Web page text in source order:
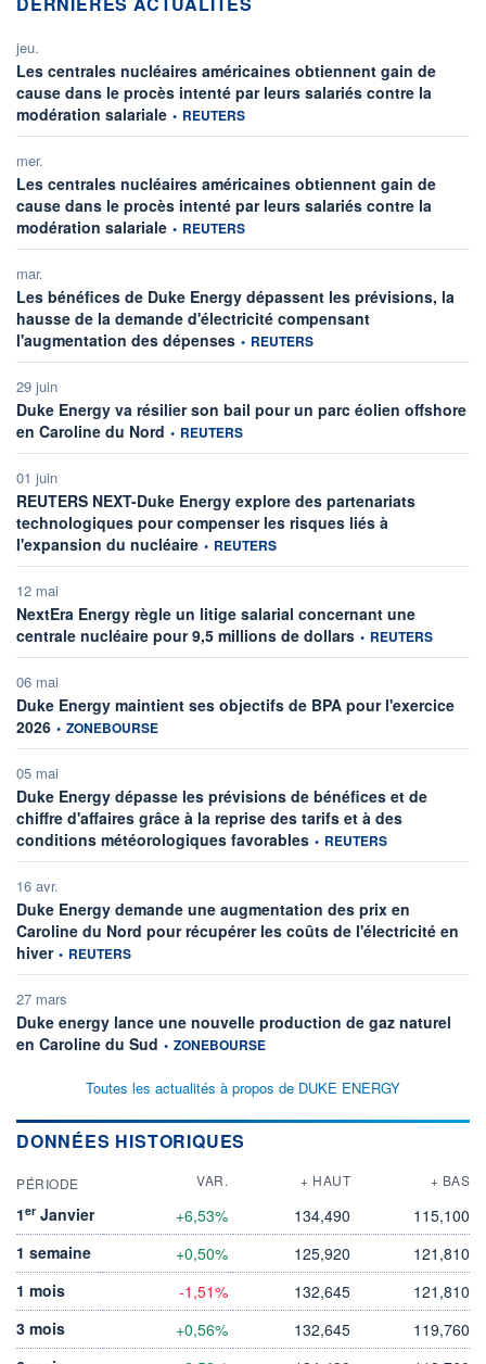
jeu.
Les centrales nucléaires américaines obtiennent gain de
cause dans le procès intenté par leurs salariés contre la
modération salariale information fournie par
• REUTERS
mer.
Les centrales nucléaires américaines obtiennent gain de
cause dans le procès intenté par leurs salariés contre la
modération salariale information fournie par
• REUTERS
mar.
Les bénéfices de Duke Energy dépassent les prévisions, la
hausse de la demande d'électricité compensant
l'augmentation des dépenses information fournie par
• REUTERS
29 juin
Duke Energy va résilier son bail pour un parc éolien offshore
en Caroline du Nord information fournie par
• REUTERS
01 juin
REUTERS NEXT-Duke Energy explore des partenariats
technologiques pour compenser les risques liés à
l'expansion du nucléaire information fournie par
• REUTERS
12 mai
NextEra Energy règle un litige salarial concernant une
centrale nucléaire pour 9,5 millions de dollars information fournie par
• REUTERS
06 mai
Duke Energy maintient ses objectifs de BPA pour l'exercice
2026 information fournie par
• ZONEBOURSE
05 mai
Duke Energy dépasse les prévisions de bénéfices et de
chiffre d'affaires grâce à la reprise des tarifs et à des
conditions météorologiques favorables information fournie par
• REUTERS
16 avr.
Duke Energy demande une augmentation des prix en
Caroline du Nord pour récupérer les coûts de l'électricité en
hiverinformation fournie par
• REUTERS
27 mars
Duke energy lance une nouvelle production de gaz naturel
en Caroline du Sud information fournie par
• ZONEBOURSE
Toutes les actualités à propos de DUKE ENERGY
DONNÉES HISTORIQUES
PÉRIODE VAR. + HAUT + BAS
1er Janvier +6,53% 134,490
115,100
1 semaine
+0,50% 125,920
121,810
1 mois
-1,51% 132,645
121,810
3 mois
+0,56% 132,645
119,760